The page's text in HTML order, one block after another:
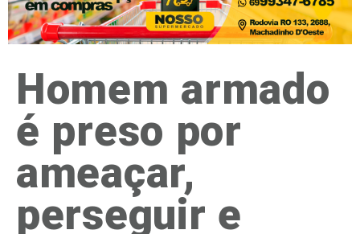
Homem armado
é preso por
ameaçar,
perseguir e